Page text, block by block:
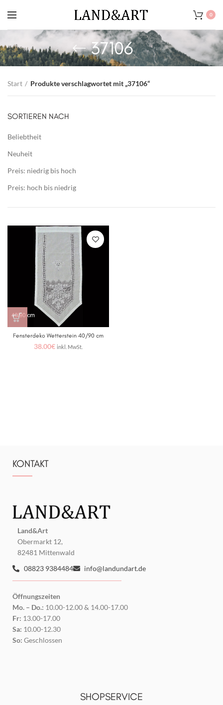
0
37106
Start Produkte verschlagwortet mit „37106“
SORTIEREN NACH
Beliebtheit
Neuheit
Preis: niedrig bis hoch
Preis: hoch bis niedrig
Fensterdeko Wetterstein 40/90 cm
38.00€ inkl. MwSt.
KONTAKT
Land&Art
Obermarkt 12,
82481 Mittenwald
08823 9384484
info@landundart.de
Öffnungszeiten
Mo. – Do.: 10.00-12.00 & 14.00-17.00
Fr: 13.00-17.00
Sa: 10.00-12.30
So: Geschlossen
SHOPSERVICE